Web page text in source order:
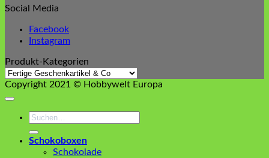
Social Media
Facebook
Instagram
Produkt-Kategorien
Copyright 2021 © Hobbywelt Europa
Suchen
Schokoboxen
Schokolade